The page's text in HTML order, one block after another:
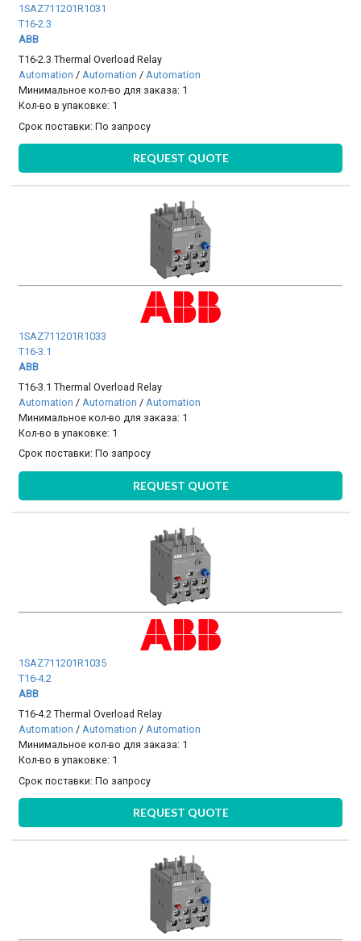
1SAZ711201R1031
T16-2.3
ABB
T16-2.3 Thermal Overload Relay
Automation /Automation /Automation
Минимальное кол-во для заказа: 1
Кол-во в упаковке: 1
Срок поставки:По запросу
REQUEST QUOTE
1SAZ711201R1033
T16-3.1
ABB
T16-3.1 Thermal Overload Relay
Automation / Automation / Automation
Минимальное кол-во для заказа: 1
Кол-во в упаковке: 1
Срок поставки:По запросу
REQUEST QUOTE
1SAZ711201R1035
T16-4.2
ABB
T16-4.2 Thermal Overload Relay
Automation /Automation /Automation
Минимальное кол-во для заказа: 1
Кол-во в упаковке: 1
Срок поставки:По запросу
REQUEST QUOTE